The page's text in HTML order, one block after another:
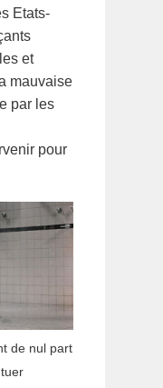
Etats-
et
mauvaise
par les
pour
de nul part